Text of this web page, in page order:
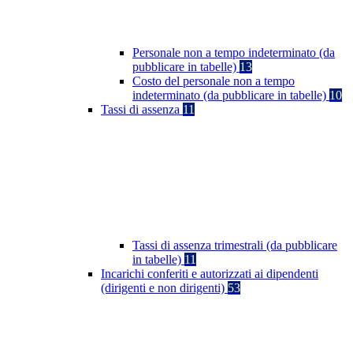
Personale non a tempo indeterminato (da
pubblicare in tabelle) 13
Costo del personale non a tempo
indeterminato (da pubblicare in tabelle) 10
Tassi di assenza 11
Tassi di assenza trimestrali (da pubblicare
in tabelle) 11
Incarichi conferiti e autorizzati ai dipendenti
(dirigenti e non dirigenti) 53